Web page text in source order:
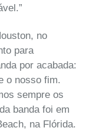
no
para
por acabada:
o nosso fim.
sempre os
banda foi em
na Flórida.